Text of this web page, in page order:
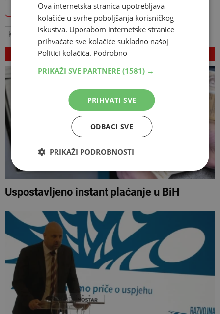
Dodajte Hercegovina.info među omiljene izvore
krediti bankarski sektor
VEZANI ČLANCI
Uspostavljeno instant plaćanje u BiH
Ova internetska stranica upotrebljava
kolačiće u svrhe poboljšanja korisničkog
iskustva. Uporabom internetske stranice
prihvaćate sve kolačiće sukladno našoj
Politici kolačića. Podrobno
PRIKAŽI SVE PARTNERE (1581) →
PRIHVATI SVE
ODBACI SVE
PRIKAŽI PODROBNOSTI